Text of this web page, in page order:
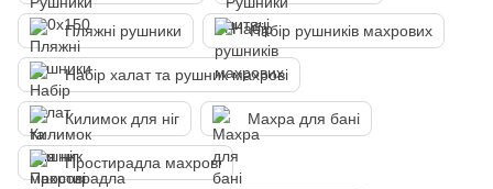
Пляжні рушники Набір рушників махрових
Набір халат та рушник махрові
Килимок для ніг Махра для бані
Простирадла махрові